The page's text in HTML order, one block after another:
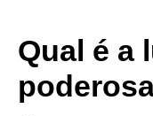
Qual é a